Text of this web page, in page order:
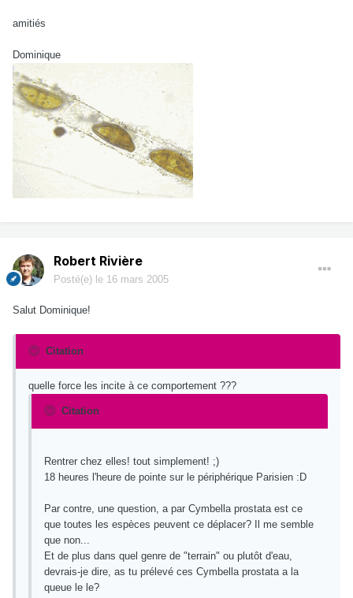
amitiés
Dominique
Robert Rivière
Posté(e) le 16 mars 2005
Salut Dominique!
Citation
quelle force les incite à ce comportement ???
Citation
Rentrer chez elles! tout simplement! ;)
18 heures l'heure de pointe sur le périphérique Parisien :D
Par contre, une question, a par Cymbella prostata est ce
que toutes les espèces peuvent ce déplacer? Il me semble
que non...
Et de plus dans quel genre de "terrain" ou plutôt d'eau,
devrais-je dire, as tu prélevé ces Cymbella prostata a la
queue le le?